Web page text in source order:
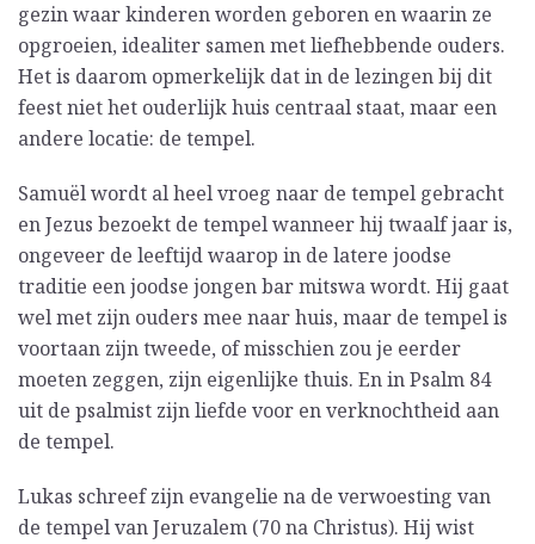
gezin waar kinderen worden geboren en waarin ze
opgroeien, idealiter samen met liefhebbende ouders.
Het is daarom opmerkelijk dat in de lezingen bij dit
feest niet het ouderlijk huis centraal staat, maar een
andere locatie: de tempel.
Samuël wordt al heel vroeg naar de tempel gebracht
en Jezus bezoekt de tempel wanneer hij twaalf jaar is,
ongeveer de leeftijd waarop in de latere joodse
traditie een joodse jongen bar mitswa wordt. Hij gaat
wel met zijn ouders mee naar huis, maar de tempel is
voortaan zijn tweede, of misschien zou je eerder
moeten zeggen, zijn eigenlijke thuis. En in Psalm 84
uit de psalmist zijn liefde voor en verknochtheid aan
de tempel.
Lukas schreef zijn evangelie na de verwoesting van
de tempel van Jeruzalem (70 na Christus). Hij wist